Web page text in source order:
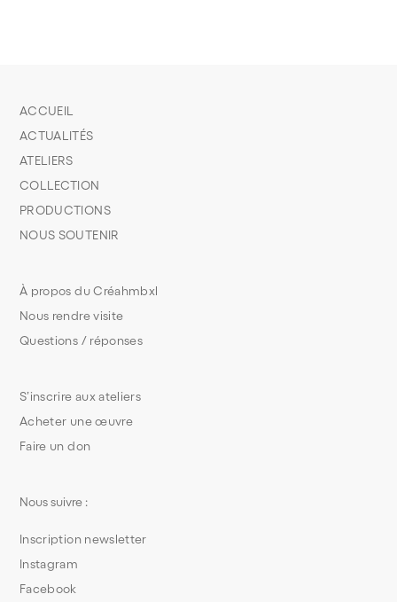
S’inscrire aux ateliers
Acheter une œuvre
Faire un don
À propos du Créahmbxl
Nous rendre visite
Questions / réponses
ACCUEIL
ACTUALITÉS
ATELIERS
COLLECTION
PRODUCTIONS
NOUS SOUTENIR
Nous suivre :
Inscription newsletter
Instagram
Facebook